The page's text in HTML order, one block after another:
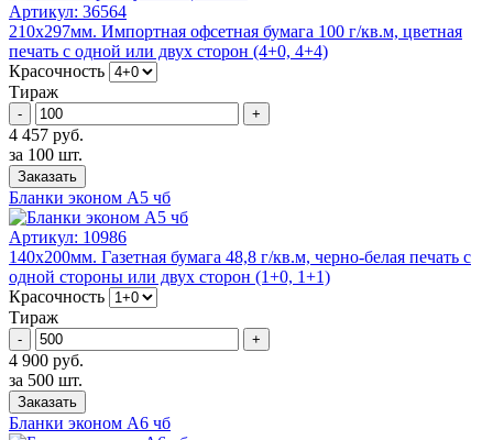
Артикул: 36564
210х297мм. Импортная офсетная бумага 100 г/кв.м, цветная
печать с одной или двух сторон (4+0, 4+4)
Красочность
Тираж
- +
4 457 руб.
за 100 шт.
Заказать
Бланки эконом А5 чб
Артикул: 10986
140х200мм. Газетная бумага 48,8 г/кв.м, черно-белая печать с
одной стороны или двух сторон (1+0, 1+1)
Красочность
Тираж
- +
4 900 руб.
за 500 шт.
Заказать
Бланки эконом А6 чб